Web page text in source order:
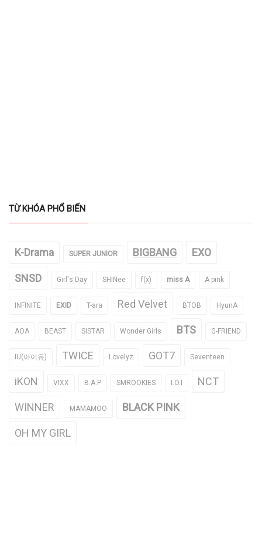
TỪ KHÓA PHỔ BIẾN
K-Drama SUPER JUNIOR BIGBANG EXO
SNSD Girl's Day SHINee f(x) miss A A pink
INFINITE EXID T-ara Red Velvet BTOB HyunA
AOA BEAST SISTAR Wonder Girls BTS G-FRIEND
IU(아이유) TWICE Lovelyz GOT7 Seventeen
iKON VIXX B.A.P SMROOKIES I.O.I NCT
WINNER MAMAMOO BLACK PINK
OH MY GIRL